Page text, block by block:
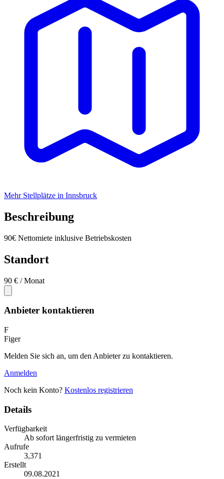
Mehr Stellplätze in Innsbruck
Beschreibung
90€ Nettomiete inklusive Betriebskosten
Standort
90 € / Monat
Anbieter kontaktieren
F
Figer
Melden Sie sich an, um den Anbieter zu kontaktieren.
Anmelden
Noch kein Konto? Kostenlos registrieren
Details
Verfügbarkeit
Ab sofort längerfristig zu vermieten
Aufrufe
3,371
Erstellt
09.08.2021